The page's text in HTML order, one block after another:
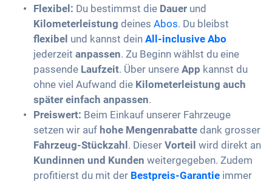
Flexibel: Du bestimmst die Dauer und
Kilometerleistung deines Abos. Du bleibst
flexibel und kannst dein All-inclusive Abo
jederzeit anpassen. Zu Beginn wählst du eine
passende Laufzeit. Über unsere App kannst du
ohne viel Aufwand die Kilometerleistung auch
später einfach anpassen.
Preiswert: Beim Einkauf unserer Fahrzeuge
setzen wir auf hohe Mengenrabatte dank grosser
Fahrzeug-Stückzahl. Dieser Vorteil wird direkt an
Kundinnen und Kunden weitergegeben. Zudem
profitierst du mit der Bestpreis-Garantie immer